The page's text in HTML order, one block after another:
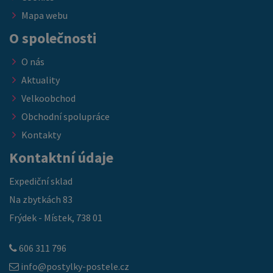
Mapa webu
O společnosti
O nás
Aktuality
Velkoobchod
Obchodní spolupráce
Kontakty
Kontaktní údaje
Expediční sklad
Na zbytkách 83
Frýdek - Místek, 738 01
606 311 796
info@postylky-postele.cz